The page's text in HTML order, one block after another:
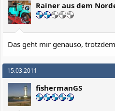
Rainer aus dem
Das geht mir genauso,
15.03.2011
fishermanGS